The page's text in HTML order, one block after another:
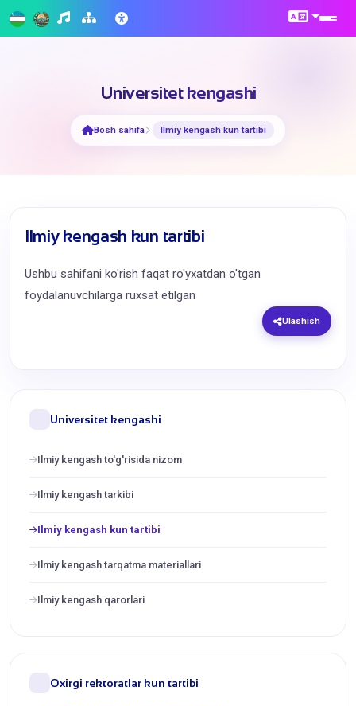
Universitet kengashi
Bosh sahifa Ilmiy kengash kun tartibi
Ilmiy kengash kun tartibi
Ushbu sahifani ko'rish faqat ro'yxatdan o'tgan
foydalanuvchilarga ruxsat etilgan
Ulashish
Universitet kengashi
Ilmiy kengash to'g'risida nizom
Ilmiy kengash tarkibi
Ilmiy kengash kun tartibi
Ilmiy kengash tarqatma materiallari
Ilmiy kengash qarorlari
Oxirgi rektoratlar kun tartibi